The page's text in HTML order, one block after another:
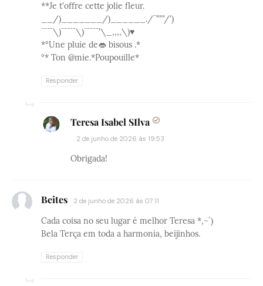
**Je t'offre cette jolie fleur.
__/)_______/)______./¯"""/')
¯¯¯¯\)¯¯¯¯¯\)¯¯¯¯¯'\_,,,,\)♥
*°Une pluie de👄 bisous .*
°* Ton @mie.*Poupouille*
Responder
Teresa Isabel SIlva
2 de junho de 2026 às 19:53
Obrigada!
Beites 2 de junho de 2026 às 07:11
Cada coisa no seu lugar é melhor Teresa *,~`)
Bela Terça em toda a harmonia, beijinhos.
Responder